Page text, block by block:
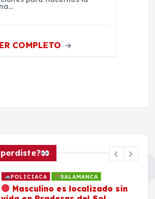
COMPLETO
POLICIACA SALAMANCA
Masculino es localizado sin